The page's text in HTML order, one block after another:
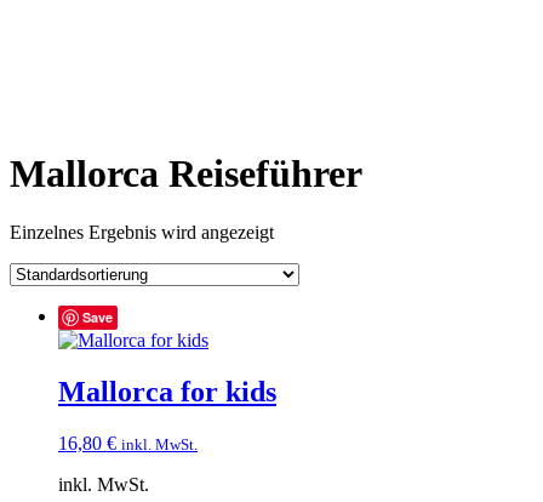
Mallorca Reiseführer
Einzelnes Ergebnis wird angezeigt
Save
Mallorca for kids
16,80 € inkl. MwSt.
inkl. MwSt.